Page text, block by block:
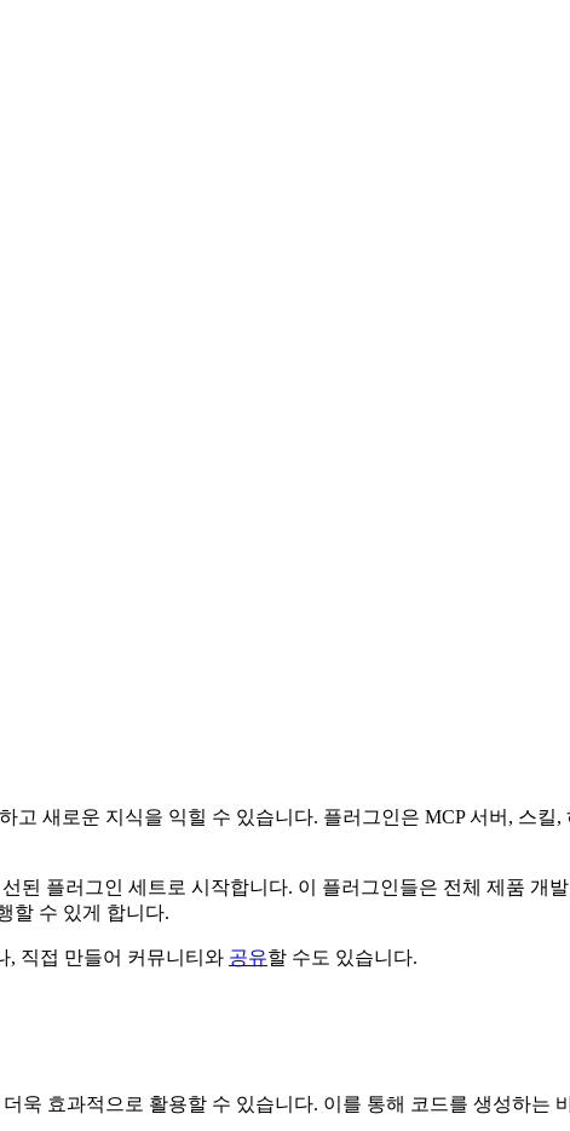
고 새로운 지식을 익힐 수 있습니다. 플러그인은 MCP 서버, 스
선된 플러그인 세트로 시작합니다. 이 플러그인들은 전체 제품 개
할 수 있게 합니다.
, 직접 만들어 커뮤니티와 공유할 수도 있습니다.
욱 효과적으로 활용할 수 있습니다. 이를 통해 코드를 생성하는